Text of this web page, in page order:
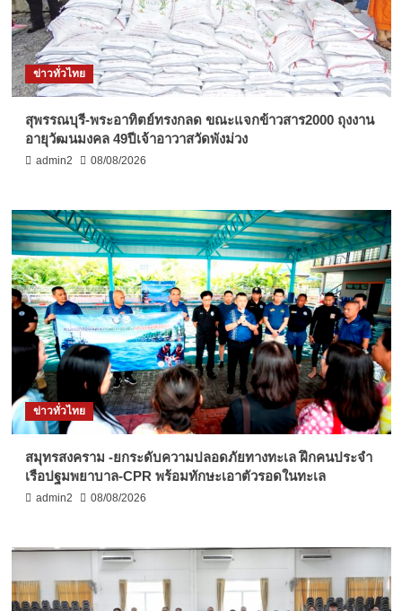
ข่าวทั่วไทย
สุพรรณบุรี-พระอาทิตย์ทรงกลด ขณะแจกข้าวสาร2000 ถุงงาน
อายุวัฒนมงคล 49ปีเจ้าอาวาสวัดพังม่วง
admin2 08/08/2026
ข่าวทั่วไทย
สมุทรสงคราม -ยกระดับความปลอดภัยทางทะเล ฝึกคนประจำ
เรือปฐมพยาบาล-CPR พร้อมทักษะเอาตัวรอดในทะเล
admin2 08/08/2026